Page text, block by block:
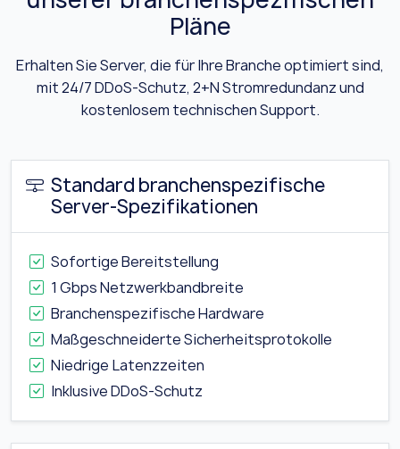
Pläne
Erhalten Sie Server, die für Ihre Branche optimiert sind,
mit 24/7 DDoS-Schutz, 2+N Stromredundanz und
kostenlosem technischen Support.
Standard branchenspezifische
Server-Spezifikationen
Sofortige Bereitstellung
1 Gbps Netzwerkbandbreite
Branchenspezifische Hardware
Maßgeschneiderte Sicherheitsprotokolle
Niedrige Latenzzeiten
Inklusive DDoS-Schutz